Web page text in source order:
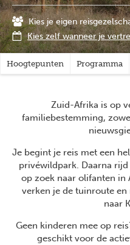
Kies je eigen
Kies zelf wanneer je
Hoogtepunten Programma
Zuid-Afrika is op
familiebestemming,
Je begint je reis met een
privéwildpark. Daarna
op zoek naar olifanten in
verken je de tuinroute
naar
Geen kinderen mee op
geschikt voor de